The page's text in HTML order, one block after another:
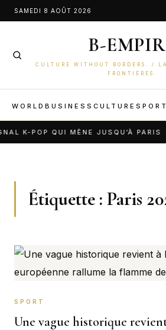
AllerSAMEDI 8 AOÛT 2026
B-
CULTURE WITHOUT BORDERS. /
FRONTIÈRES.
WORLD BUSINESS CULTURE SPORT
K-POP QUI MÈNE JUSQU’À PARIS
Étiquette : Paris
SPORT
Une vague historique